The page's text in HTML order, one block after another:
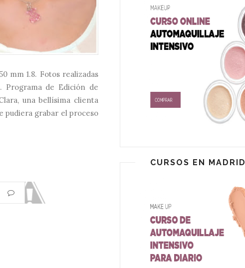
mm 1.8. Fotos realizadas
Programa de Edición de
una bellísima clienta
pudiera grabar el proceso
CURSOS EN MADRID